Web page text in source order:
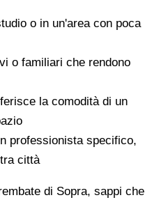
o in un'area con poca
o familiari che rendono
la comodità di un
professionista specifico,
città
di Sopra, sappi che